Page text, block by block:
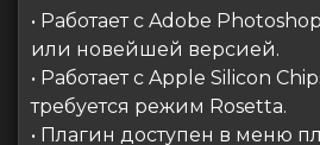
• Работает с Adobe
или новейшей версией.
• Работает с Apple Silicon
требуется режим Rosetta.
• Плагин доступен в меню